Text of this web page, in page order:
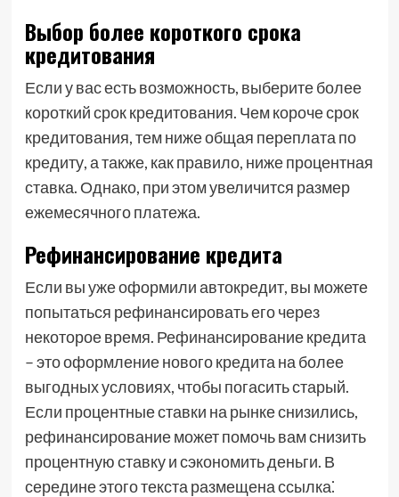
Выбор более короткого срока
кредитования
Если у вас есть возможность, выберите более
короткий срок кредитования. Чем короче срок
кредитования, тем ниже общая переплата по
кредиту, а также, как правило, ниже процентная
ставка. Однако, при этом увеличится размер
ежемесячного платежа.
Рефинансирование кредита
Если вы уже оформили автокредит, вы можете
попытаться рефинансировать его через
некоторое время. Рефинансирование кредита
– это оформление нового кредита на более
выгодных условиях, чтобы погасить старый.
Если процентные ставки на рынке снизились,
рефинансирование может помочь вам снизить
процентную ставку и сэкономить деньги. В
середине этого текста размещена ссылка⁚